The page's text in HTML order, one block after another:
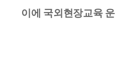
이에 국외현장교육